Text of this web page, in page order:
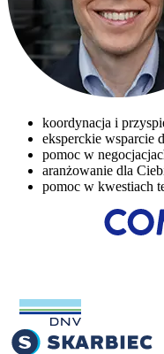
koordynacja i
eksperckie wsparcie
pomoc w
aranżowanie dla
pomoc w kwestiach